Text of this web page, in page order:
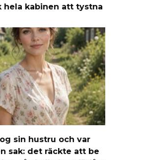
hela kabinen att tystna
sin hustru och var
sak: det räckte att be